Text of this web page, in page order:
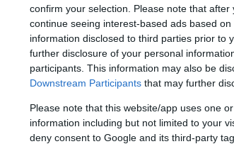
confirm your selection. Please note that
continue seeing interest-based ads based
information disclosed to third parties prior to
further disclosure of your personal
participants. This information may also be
Downstream Participants that may further
Please note that this website/app uses one
information including but not limited to your
deny consent to Google and its third-party